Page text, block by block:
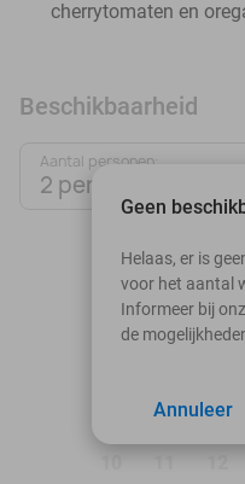
cherrytomaten en
Beschikbaarheid
Aantal personen:
2 personen
Ma
Di Wo
4 5
Geen
Helaas, er is
voor het aantal
Informeer bij
de
Annuleer